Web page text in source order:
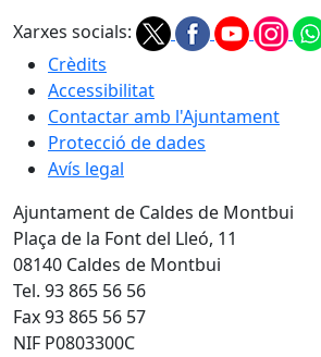
Xarxes socials:
Crèdits
Accessibilitat
Contactar amb l'Ajuntament
Protecció de dades
Avís legal
Ajuntament de Caldes de Montbui
Plaça de la Font del Lleó, 11
08140 Caldes de Montbui
Tel. 93 865 56 56
Fax 93 865 56 57
NIF P0803300C